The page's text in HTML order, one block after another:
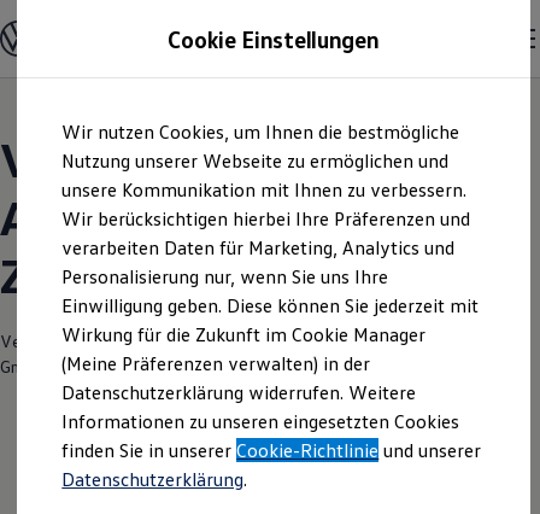
Hauptinhalt
springen
Footer
springen
Modelle und Konfigurator
Konfigurator
Modelle vergleichen
Elektroautos
ENERGY Sondermodelle
Nutzfahrzeuge
SUV und CUV
Familienautos
Kombis
Kompaktwagen
Sportwagen
Schnell verfügbare Fahrzeuge
Angebote und Produkte
Aktuelle Angebote
E-Auto-Förderung
Volkswagen Marktplatz
Die ENERGY Sondermodelle
Junge Gebrauchtwagen und Gebrauchtwagen
Volkswagen Zertifizierte Gebrauchtwagen
Elektromobilität bei Gebrauchtwagen
Volkswagen Modelle |
Autohaus Kießling
Zwickau
Verantwortlich für die Inhalte auf dieser Seite ist die Autohaus Kießling
GmbH & Co. KG( Impressum & Rechtliches)
Cookie Einstellungen
Wir nutzen Cookies, um Ihnen die bestmögliche
Nutzung unserer Webseite zu ermöglichen und
unsere Kommunikation mit Ihnen zu verbessern.
Wir berücksichtigen hierbei Ihre Präferenzen und
verarbeiten Daten für Marketing, Analytics und
Personalisierung nur, wenn Sie uns Ihre
Einwilligung geben. Diese können Sie jederzeit mit
Wirkung für die Zukunft im Cookie Manager
(Meine Präferenzen verwalten) in der
Datenschutzerklärung widerrufen. Weitere
Informationen zu unseren eingesetzten Cookies
finden Sie in unsererCookie-Richtlinie und unserer
Datenschutzerklärung.